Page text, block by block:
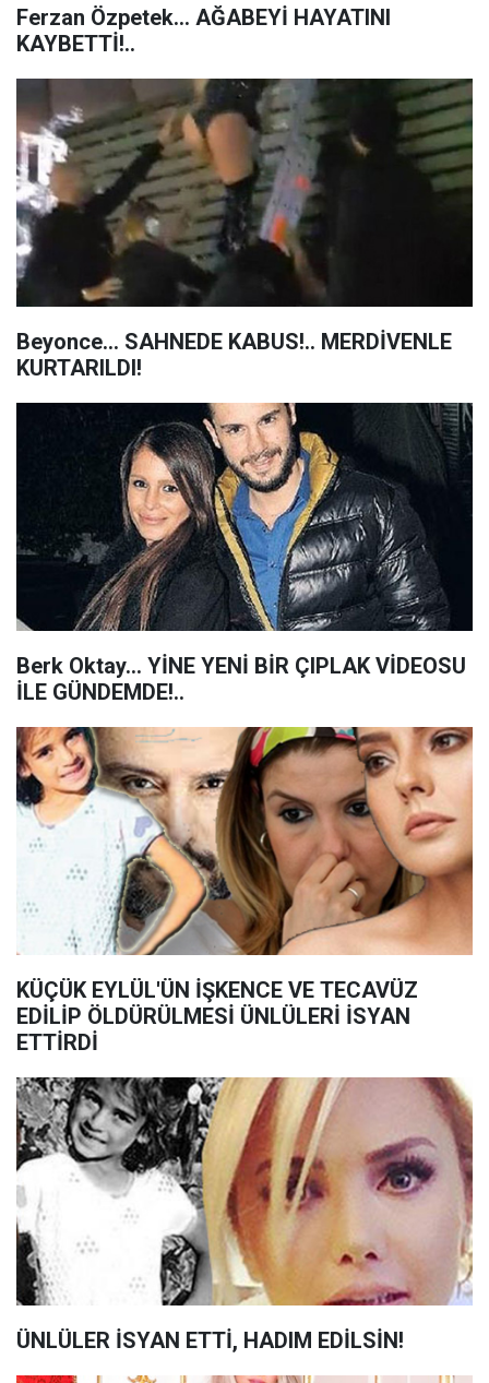
Ferzan Özpetek... AĞABEYİ HAYATINI
KAYBETTİ!..
Beyonce... SAHNEDE KABUS!.. MERDİVENLE
KURTARILDI!
Berk Oktay... YİNE YENİ BİR ÇIPLAK VİDEOSU
İLE GÜNDEMDE!..
KÜÇÜK EYLÜL'ÜN İŞKENCE VE TECAVÜZ
EDİLİP ÖLDÜRÜLMESİ ÜNLÜLERİ İSYAN
ETTİRDİ
ÜNLÜLER İSYAN ETTİ, HADIM EDİLSİN!